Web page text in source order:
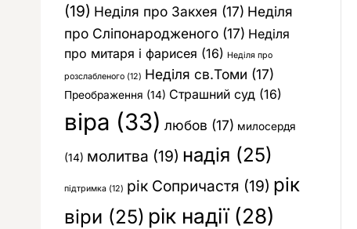
(19) Неділя про Закхея (17) Неділя
про Сліпонародженого (17) Неділя
про митаря і фарисея (16) Неділя про
розслабленого (12) Неділя св.Томи (17)
Преображення (14) Страшний суд (16)
віра (33) любов (17) милосердя
(14) молитва (19) надія (25)
підтримка (12) рік Сопричастя (19) рік
віри (25) рік надії(28)